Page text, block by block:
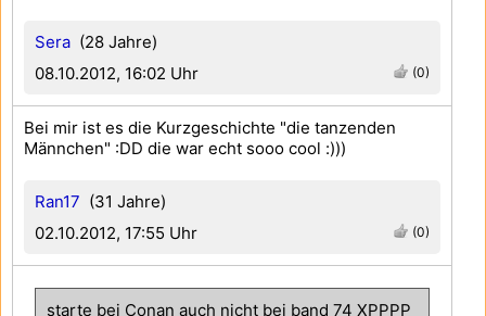
Sera (28 Jahre)
08.10.2012, 16:02 Uhr
(0)
Ran17 (31 Jahre)
02.10.2012, 17:55 Uhr
(0)
Bei mir ist es die Kurzgeschichte "die tanzenden
Männchen" :DD die war echt sooo cool :)))
starte bei Conan auch nicht bei band 74 XPPPP